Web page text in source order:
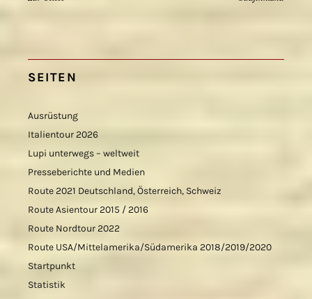
SEITEN
Ausrüstung
Italientour 2026
Lupi unterwegs – weltweit
Presseberichte und Medien
Route 2021 Deutschland, Österreich, Schweiz
Route Asientour 2015 / 2016
Route Nordtour 2022
Route USA/Mittelamerika/Südamerika 2018/2019/2020
Startpunkt
Statistik